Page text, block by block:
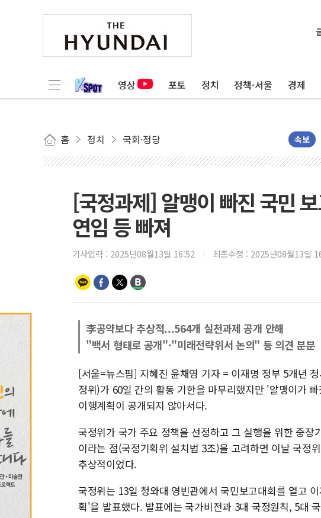
영상 포토 정치 정책·서울 경제
홈 정치 국회·정당 속보
[국정과제] 알맹이 빠진 국민
연임 등 빠져
기사입력 : 2025년08월13일 16:52 최종수정 : 2025년08월13일
李공약보다 추상적...564개 실천과제 공개 안해
"백서 형태로 공개"·"미래전략위서 논의" 등 의견 분분
[서울=뉴스핌] 지혜진 윤채영 기자 = 이재명 정부 5개년
정위)가 60일 간의 활동 기한을 마무리했지만 '알맹이가
이행계획이 공개되지 않아서다.
국정위가 국가 주요 정책을 선정하고 그 실행을 위한 중
이라는 점(국정기획위 설치법 3조)을 고려하면 이날 국정
추상적이었다.
국정위는 13일 청와대 영빈관에서 국민보고대회를 열고
획'을 발표했다. 발표에는 국가비전과 3대 국정원칙, 5대